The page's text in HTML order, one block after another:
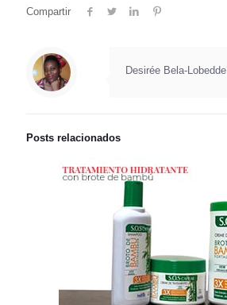
Compartir
Desirée Bela-Lobedde
Posts relacionados